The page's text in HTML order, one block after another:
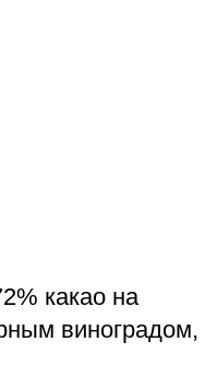
какао на
виноградом,